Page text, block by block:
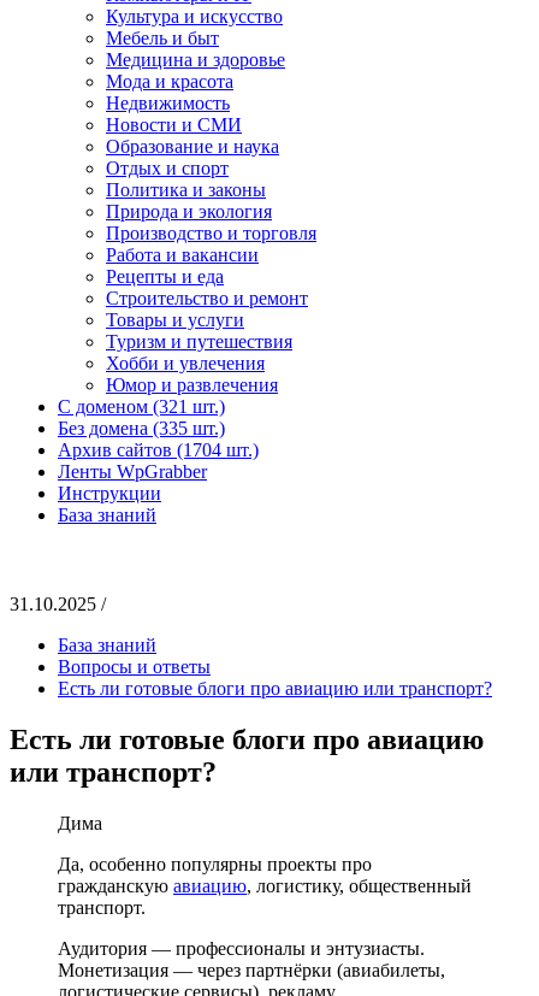
Культура и искусство
Мебель и быт
Медицина и здоровье
Мода и красота
Недвижимость
Новости и СМИ
Образование и наука
Отдых и спорт
Политика и законы
Природа и экология
Производство и торговля
Работа и вакансии
Рецепты и еда
Строительство и ремонт
Товары и услуги
Туризм и путешествия
Хобби и увлечения
Юмор и развлечения
С доменом (321 шт.)
Без домена (335 шт.)
Архив сайтов (1704 шт.)
Ленты WpGrabber
Инструкции
База знаний
31.10.2025 /
База знаний
Вопросы и ответы
Есть ли готовые блоги про авиацию или транспорт?
Есть ли готовые блоги про авиацию
или транспорт?
Дима
Да, особенно популярны проекты про
гражданскую авиацию, логистику, общественный
транспорт.
Аудитория — профессионалы и энтузиасты.
Монетизация — через партнёрки (авиабилеты,
логистические сервисы), рекламу.